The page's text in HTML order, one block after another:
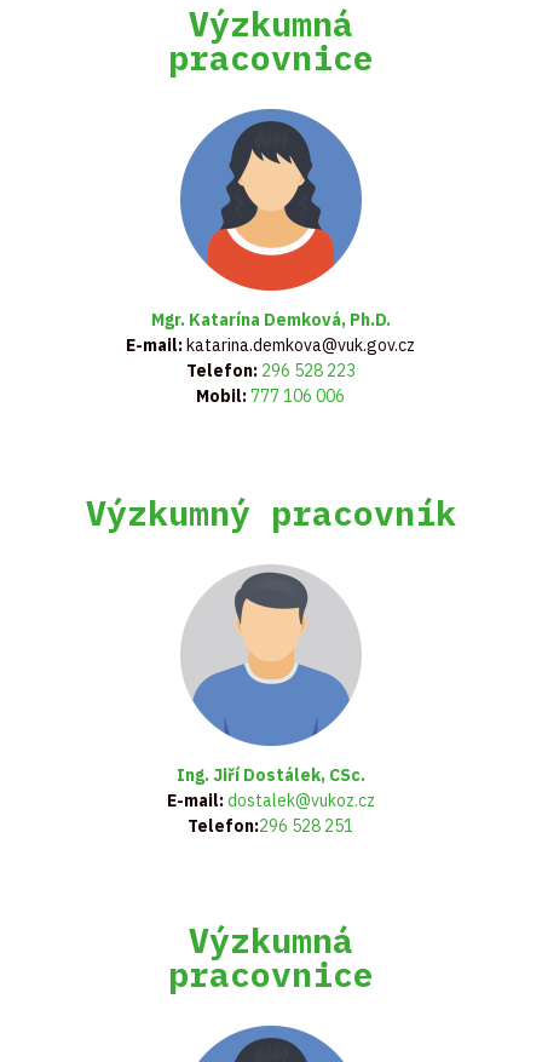
Výzkumná
pracovnice
Mgr. Katarína Demková, Ph.D.
E-mail:katarina.demkova@vuk.gov.cz
Telefon: 296 528 223
Mobil:777 106 006
Výzkumný pracovník
Ing. Jiří Dostálek, CSc.
E-mail:dostalek@vukoz.cz
Telefon:296 528 251
Výzkumná
pracovnice